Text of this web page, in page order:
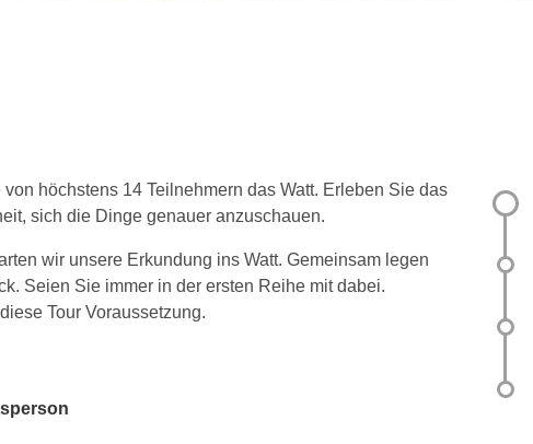
höchstens 14 Teilnehmern das Watt. Erleben Sie das
sich die Dinge genauer anzuschauen.
wir unsere Erkundung ins Watt. Gemeinsam legen
Seien Sie immer in der ersten Reihe mit dabei.
Tour Voraussetzung.